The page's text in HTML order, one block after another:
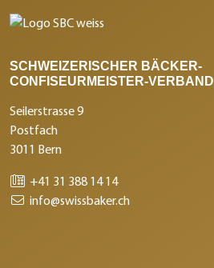
SCHWEIZERISCHER BÄCKER-
CONFISEURMEISTER-VERBAND
Seilerstrasse 9
Postfach
3011 Bern
+41 31 388 14 14
info@swissbaker.ch